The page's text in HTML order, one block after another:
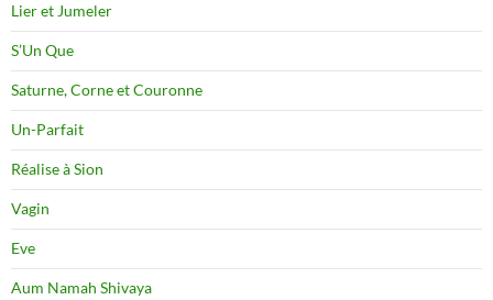
Lier et Jumeler
S’Un Que
Saturne, Corne et Couronne
Un-Parfait
Réalise à Sion
Vagin
Eve
Aum Namah Shivaya